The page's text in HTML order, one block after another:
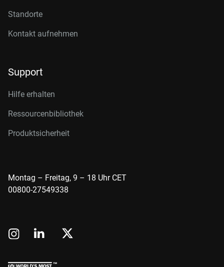
Standorte
Kontakt aufnehmen
Support
Hilfe erhalten
Ressourcenbibliothek
Produktsicherheit
Montag – Freitag, 9 – 18 Uhr CET
00800-27549338